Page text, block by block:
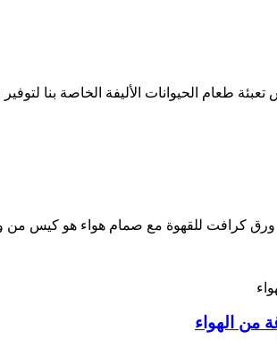
للقهوة مع صمام هواء هو كيس من
من الهواء